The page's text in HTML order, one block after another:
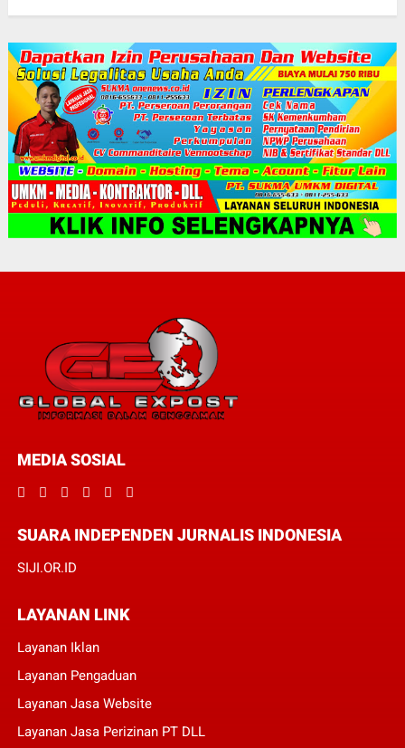
MEDIA SOSIAL
SUARA INDEPENDEN JURNALIS INDONESIA
SIJI.OR.ID
LAYANAN LINK
Layanan Iklan
Layanan Pengaduan
Layanan Jasa Website
Layanan Jasa Perizinan PT DLL